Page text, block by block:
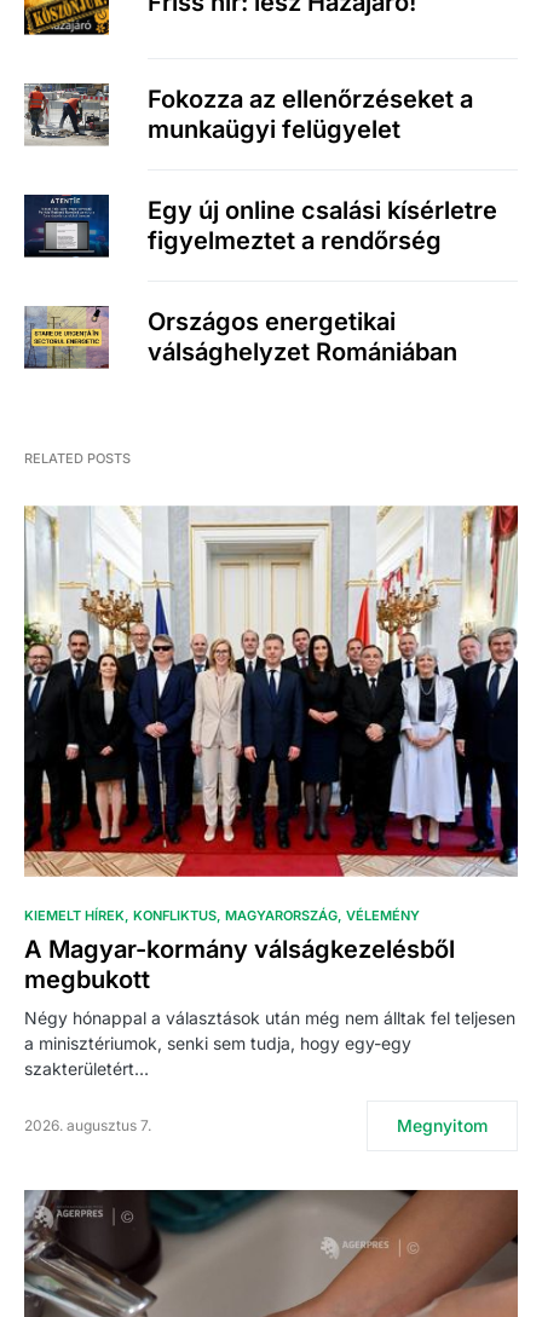
Fokozza az ellenőrzéseket a
munkaügyi felügyelet
Egy új online csalási kísérletre
figyelmeztet a rendőrség
Országos energetikai
válsághelyzet Romániában
RELATED POSTS
KIEMELT HÍREK KONFLIKTUS MAGYARORSZÁG VÉLEMÉNY
A Magyar-kormány válságkezelésből
megbukott
Négy hónappal a választások után még nem álltak fel teljesen
a minisztériumok, senki sem tudja, hogy egy-egy
szakterületért…
2026. augusztus 7. Megnyitom